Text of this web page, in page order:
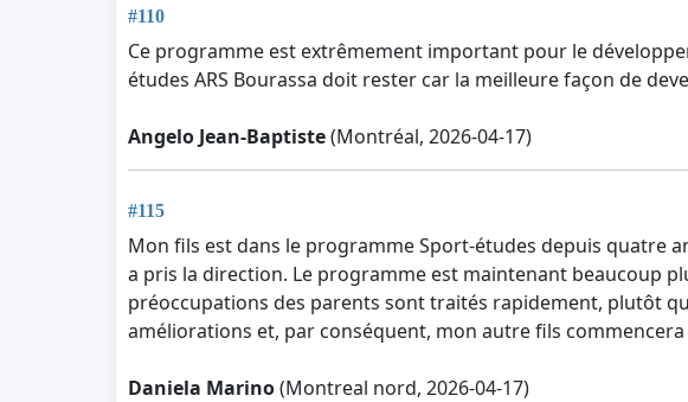
#110
Ce programme est extrêmement important pour le
études ARS Bourassa doit rester car la meilleure façon de
Angelo Jean-Baptiste(Montréal, 2026-04-17)
#115
Mon fils est dans le programme Sport-études depuis quatre
a pris la direction. Le programme est maintenant beaucoup
préoccupations des parents sont traités rapidement, plutôt
améliorations et, par conséquent, mon autre fils commencera
Daniela Marino(Montreal nord, 2026-04-17)